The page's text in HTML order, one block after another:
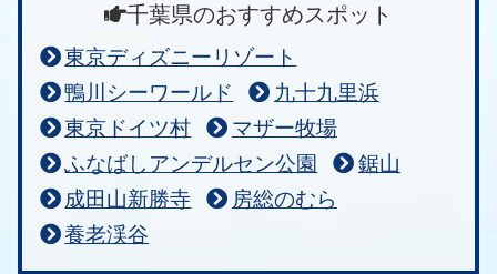
千葉県のおすすめスポット
東京ディズニーリゾート
鴨川シーワールド
九十九里浜
東京ドイツ村
マザー牧場
ふなばしアンデルセン公園
鋸山
成田山新勝寺
房総のむら
養老渓谷